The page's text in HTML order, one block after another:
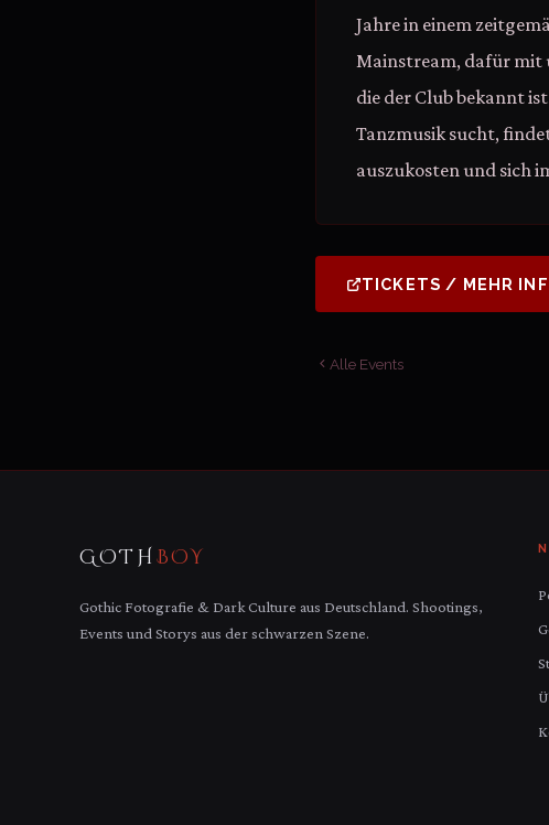
Jahre in einem
Mainstream, dafür mit
die der Club bekannt
Tanzmusik sucht,
auszukosten und sich
TICKETS / MEHR
Alle Events
GOTH BOY
Gothic Fotografie & Dark Culture aus Deutschland. Shootings,
Events und Storys aus der schwarzen Szene.